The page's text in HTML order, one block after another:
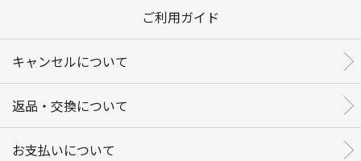
ご利用ガイド
キャンセルについて
返品・交換について
お支払いについて